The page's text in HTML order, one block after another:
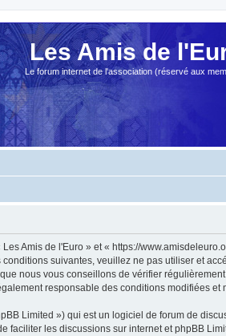
Les Amis de
Le forum internet de l'association (réservé aux
Amis de l'Euro » et « https://
suivantes, veuillez ne pas utiliser et
nous vous conseillons de vérifier
responsable des conditions modifiées et
Limited ») qui est un logiciel de forum de
faciliter les discussions sur internet et phpBB